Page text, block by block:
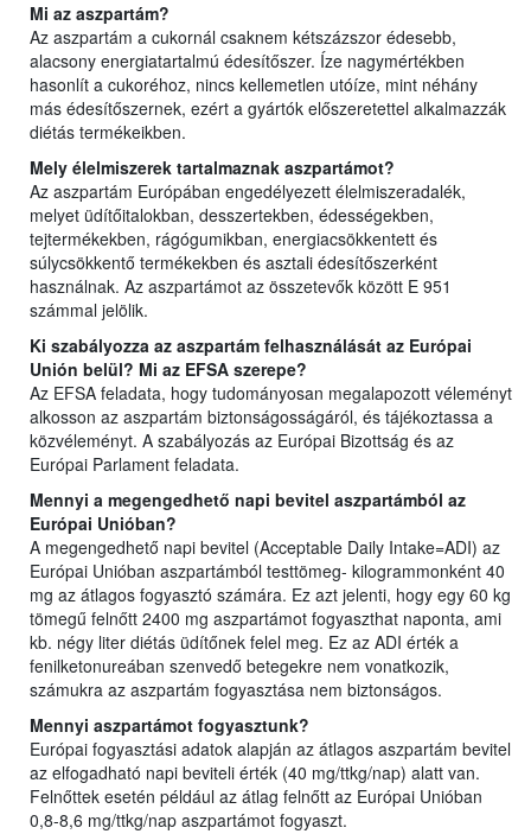
Mi az aszpartám?
Az aszpartám a cukornál csaknem kétszázszor édesebb,
alacsony energiatartalmú édesítőszer. Íze nagymértékben
hasonlít a cukoréhoz, nincs kellemetlen utóíze, mint néhány
más édesítőszernek, ezért a gyártók előszeretettel alkalmazzák
diétás termékeikben.
Mely élelmiszerek tartalmaznak aszpartámot?
Az aszpartám Európában engedélyezett élelmiszeradalék,
melyet üdítőitalokban, desszertekben, édességekben,
tejtermékekben, rágógumikban, energiacsökkentett és
súlycsökkentő termékekben és asztali édesítőszerként
használnak. Az aszpartámot az összetevők között E 951
számmal jelölik.
Ki szabályozza az aszpartám felhasználását az Európai
Unión belül? Mi az EFSA szerepe?
Az EFSA feladata, hogy tudományosan megalapozott véleményt
alkosson az aszpartám biztonságosságáról, és tájékoztassa a
közvéleményt. A szabályozás az Európai Bizottság és az
Európai Parlament feladata.
Mennyi a megengedhető napi bevitel aszpartámból az
Európai Unióban?
A megengedhető napi bevitel (Acceptable Daily Intake=ADI) az
Európai Unióban aszpartámból testtömeg- kilogrammonként 40
mg az átlagos fogyasztó számára. Ez azt jelenti, hogy egy 60 kg
tömegű felnőtt 2400 mg aszpartámot fogyaszthat naponta, ami
kb. négy liter diétás üdítőnek felel meg. Ez az ADI érték a
fenilketonureában szenvedő betegekre nem vonatkozik,
számukra az aszpartám fogyasztása nem biztonságos.
Mennyi aszpartámot fogyasztunk?
Európai fogyasztási adatok alapján az átlagos aszpartám bevitel
az elfogadható napi beviteli érték (40 mg/ttkg/nap) alatt van.
Felnőttek esetén például az átlag felnőtt az Európai Unióban
0,8-8,6 mg/ttkg/nap aszpartámot fogyaszt.